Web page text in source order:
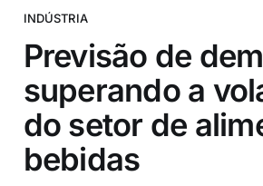
INDÚSTRIA
Previsão de
superando a
do setor de
bebidas